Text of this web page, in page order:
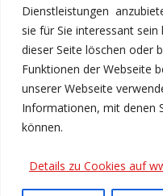
Dienstleistungen
sie für Sie interessant
dieser Seite löschen oder
Funktionen der Webseite
unserer Webseite
Informationen, mit denen
können.
Details zu Cookies auf
4591 Molln
Tel.: 07584/2222
ff-molln@ki.ooelfv.at